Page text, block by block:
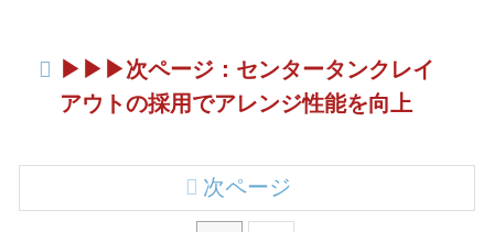
▶︎▶︎▶︎次ページ：センタータンクレイ
アウトの採用でアレンジ性能を向上
次ページ